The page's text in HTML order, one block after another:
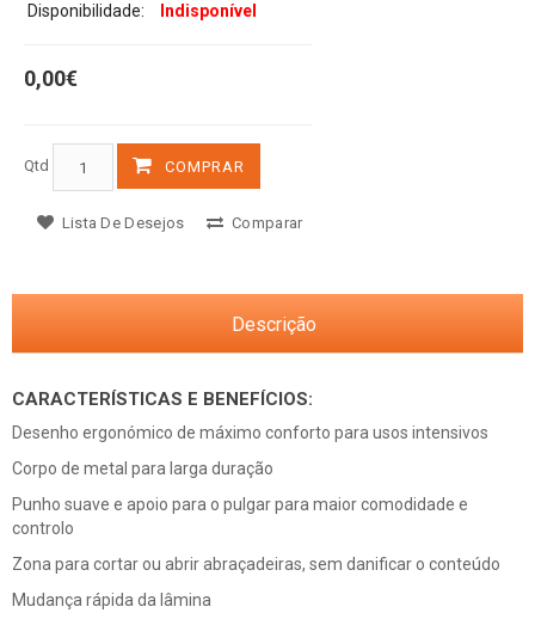
Disponibilidade:
Indisponível
0,00€
Qtd COMPRAR
Lista De Desejos Comparar
Descrição
CARACTERÍSTICAS E BENEFÍCIOS:
Desenho ergonómico de máximo conforto para usos intensivos
Corpo de metal para larga duração
Punho suave e apoio para o pulgar para maior comodidade e
controlo
Zona para cortar ou abrir abraçadeiras, sem danificar o conteúdo
Mudança rápida da lâmina